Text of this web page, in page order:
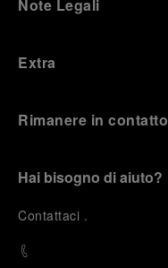
Note Legali
Extra
Rimanere in contatto
Hai bisogno di aiuto?
Contattaci .